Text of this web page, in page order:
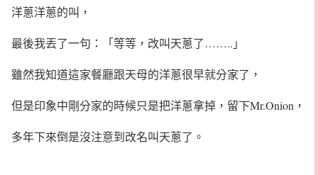
洋蔥洋蔥的叫，
最後我丟了一句：「等等，改叫天蔥了……..」
雖然我知道這家餐廳跟天母的洋蔥很早就分家了，
但是印象中剛分家的時候只是把洋蔥拿掉，留下Mr.Onion，
多年下來倒是沒注意到改名叫天蔥了。